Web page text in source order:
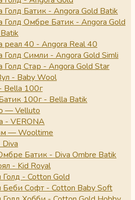
Голд Батик - Angora Gold Batik
Голд Омбре Батик - Angora Gold
реал 40 - Angora Real 40
Голд Симли - Angora Gold Simli
Голд Стар - Angora Gold Star
- Baby Wool
Bella 100г
100г - Bella Batik
— Velluto
- VERONA
— Wooltime
Батик - Diva Ombre Batik
- Kid Royal
Голд - Cotton Gold
Беби Софт - Cotton Baby Soft